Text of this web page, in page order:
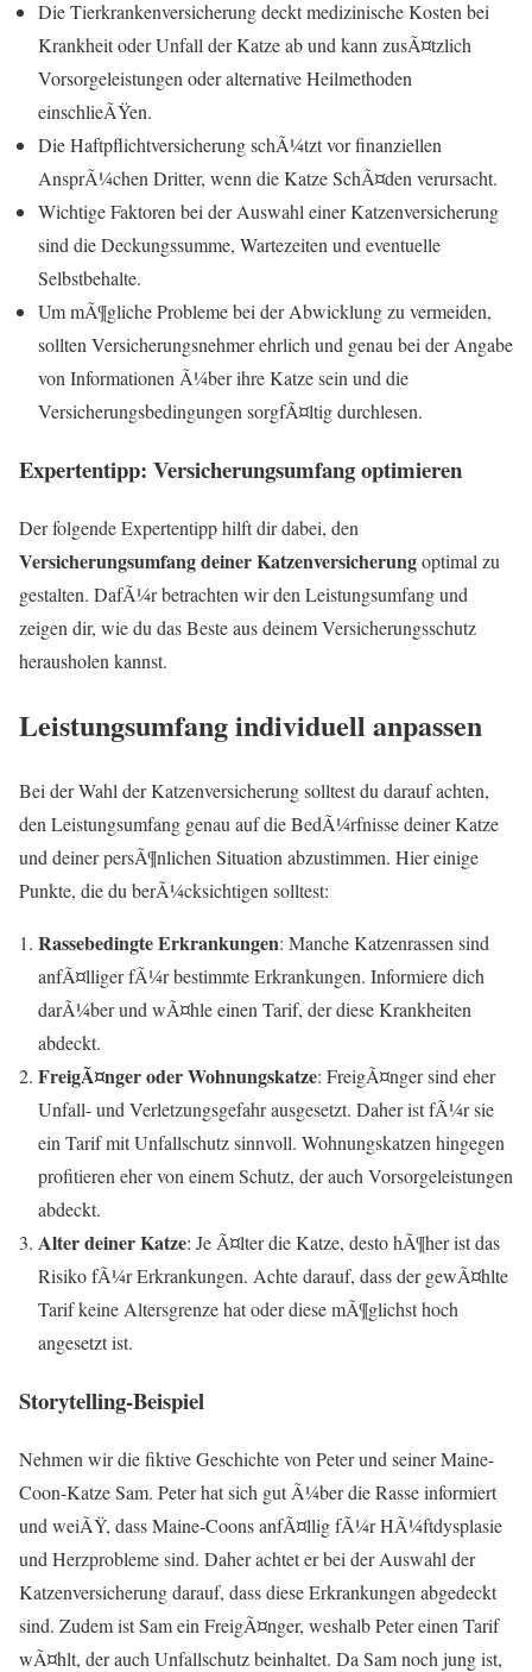
Die Tierkrankenversicherung deckt medizinische Kosten bei
Krankheit oder Unfall der Katze ab und kann zusÃ¤tzlich
Vorsorgeleistungen oder alternative Heilmethoden
einschlieÃŸen.
Die Haftpflichtversicherung schÃ¼tzt vor finanziellen
AnsprÃ¼chen Dritter, wenn die Katze SchÃ¤den verursacht.
Wichtige Faktoren bei der Auswahl einer Katzenversicherung
sind die Deckungssumme, Wartezeiten und eventuelle
Selbstbehalte.
Um mÃ¶gliche Probleme bei der Abwicklung zu vermeiden,
sollten Versicherungsnehmer ehrlich und genau bei der Angabe
von Informationen Ã¼ber ihre Katze sein und die
Versicherungsbedingungen sorgfÃ¤ltig durchlesen.
Expertentipp: Versicherungsumfang optimieren
Der folgende Expertentipp hilft dir dabei, den
Versicherungsumfang deiner Katzenversicherungoptimal zu
gestalten. DafÃ¼r betrachten wir den Leistungsumfang und
zeigen dir, wie du das Beste aus deinem Versicherungsschutz
herausholen kannst.
Leistungsumfang individuell anpassen
Bei der Wahl der Katzenversicherung solltest du darauf achten,
den Leistungsumfang genau auf die BedÃ¼rfnisse deiner Katze
und deiner persÃ¶nlichen Situation abzustimmen. Hier einige
Punkte, die du berÃ¼cksichtigen solltest:
Rassebedingte Erkrankungen: Manche Katzenrassen sind
anfÃ¤lliger fÃ¼r bestimmte Erkrankungen. Informiere dich
darÃ¼ber und wÃ¤hle einen Tarif, der diese Krankheiten
abdeckt.
FreigÃ¤nger oder Wohnungskatze: FreigÃ¤nger sind eher
Unfall- und Verletzungsgefahr ausgesetzt. Daher ist fÃ¼r sie
ein Tarif mit Unfallschutz sinnvoll. Wohnungskatzen hingegen
profitieren eher von einem Schutz, der auch Vorsorgeleistungen
abdeckt.
Alter deiner Katze: Je Ã¤lter die Katze, desto hÃ¶her ist das
Risiko fÃ¼r Erkrankungen. Achte darauf, dass der gewÃ¤hlte
Tarif keine Altersgrenze hat oder diese mÃ¶glichst hoch
angesetzt ist.
Storytelling-Beispiel
Nehmen wir die fiktive Geschichte von Peter und seiner Maine-
Coon-Katze Sam. Peter hat sich gut Ã¼ber die Rasse informiert
und weiÃŸ, dass Maine-Coons anfÃ¤llig fÃ¼r HÃ¼ftdysplasie
und Herzprobleme sind. Daher achtet er bei der Auswahl der
Katzenversicherung darauf, dass diese Erkrankungen abgedeckt
sind. Zudem ist Sam ein FreigÃ¤nger, weshalb Peter einen Tarif
wÃ¤hlt, der auch Unfallschutz beinhaltet. Da Sam noch jung ist,